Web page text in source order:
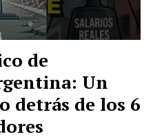
de
Un
detrás de los 6